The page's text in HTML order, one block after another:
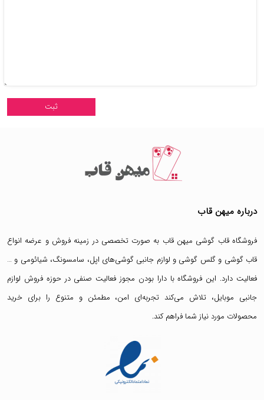
درباره میهن قاب
فروشگاه قاب گوشی میهن قاب به صورت تخصصی در زمینه فروش و عرضه انواع
قاب گوشی وگلس گوشی و لوازم جانبی گوشی‌های اپل، سامسونگ، شیائومی و …
فعالیت دارد. این فروشگاه با دارا بودن مجوز فعالیت صنفی در حوزه فروش لوازم
جانبی موبایل، تلاش می‌کند تجربه‌ای امن، مطمئن و متنوع را برای خرید
محصولات مورد نیاز شما فراهم کند.